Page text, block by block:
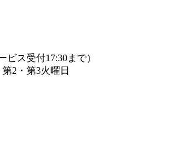
ビス受付17:30まで）
2・第3火曜日